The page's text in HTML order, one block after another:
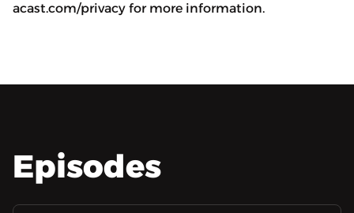
acast.com/privacy for more information.
Episodes